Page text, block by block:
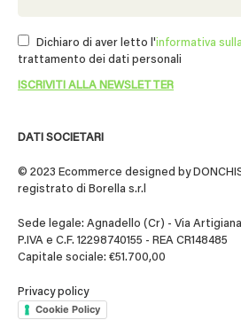
DATI SOCIETARI
© 2023 Ecommerce designed by
registrato di Borella s.r.l
Sede legale: Agnadello (Cr) - Via
P.IVA e C.F. 12298740155 - REA CR148485
Capitale sociale: €51.700,00
Privacy policy
Cookie Policy
Dichiaro di aver letto l'informativa
trattamento dei dati personali